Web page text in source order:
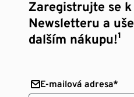
Zaregistrujte se k
Newsletteru a
dalším nákupu!¹
E-mailová adresa*